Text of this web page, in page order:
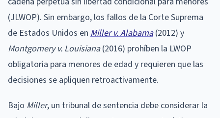
(JLWOP). Sin embargo, los fallos de la Corte Suprema
de Estados Unidos en Miller v. Alabama(2012) y
Montgomery v. Louisiana(2016) prohíben la LWOP
obligatoria para menores de edad y requieren que las
decisiones se apliquen retroactivamente.
Bajo Miller, un tribunal de sentencia debe considerar la